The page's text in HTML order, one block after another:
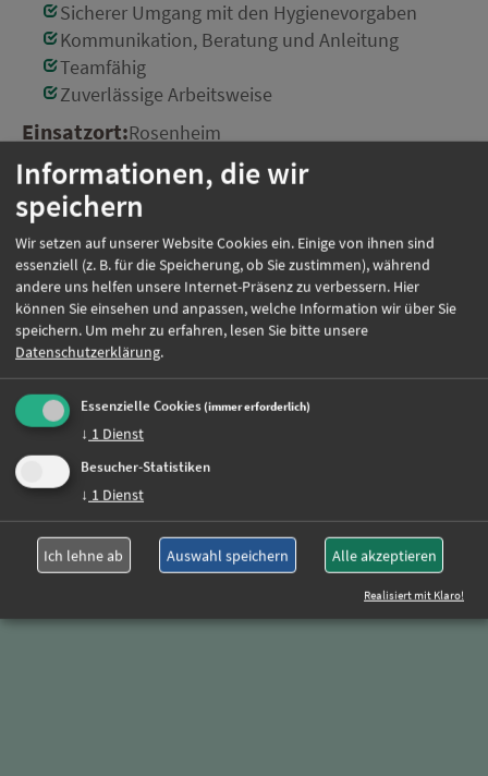
Sicherer Umgang mit den Hygienevorgaben
Kommunikation, Beratung und Anleitung
Teamfähig
Zuverlässige Arbeitsweise
Einsatzort:Rosenheim
Beschäftigungsart: Vollzeit / Teilzeit
Jetzt online bewerben
Weitere Jobs
Oder rufen Sie uns einfach an:
+49 (0)89 590 68 65-0
Informationen, die wir
speichern
Wir setzen auf unserer Website Cookies ein. Einige von ihnen sind
essenziell (z. B. für die Speicherung, ob Sie zustimmen), während
andere uns helfen unsere Internet-Präsenz zu verbessern. Hier
können Sie einsehen und anpassen, welche Information wir über Sie
speichern. Um mehr zu erfahren, lesen Sie bitte unsere
Datenschutzerklärung.
Essenzielle Cookies(immer erforderlich)
↓ 1 Dienst
Besucher-Statistiken
↓ 1 Dienst
Ich lehne ab Auswahl speichern Alle akzeptieren
Realisiert mit Klaro!